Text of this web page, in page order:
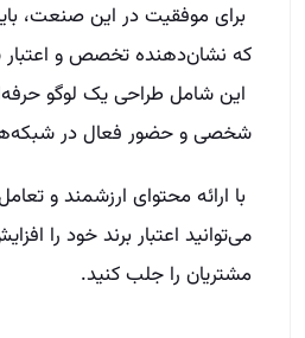
برای موفقیت در این صنعت،
که نشان‌دهنده تخصص و اعتبار
این شامل طراحی یک لوگو
شخصی و حضور فعال در
با ارائه محتوای ارزشمند و
می‌توانید اعتبار برند خود را
مشتریان را جلب کنید.